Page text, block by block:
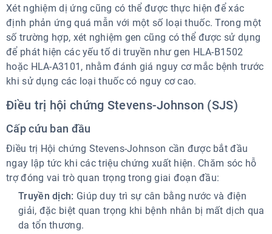
Xét nghiệm dị ứng cũng có thể được thực hiện để xác
định phản ứng quá mẫn với một số loại thuốc. Trong một
số trường hợp, xét nghiệm gen cũng có thể được sử dụng
để phát hiện các yếu tố di truyền như gen HLA-B1502
hoặc HLA-A3101, nhằm đánh giá nguy cơ mắc bệnh trước
khi sử dụng các loại thuốc có nguy cơ cao.
Điều trị hội chứng Stevens-Johnson (SJS)
Cấp cứu ban đầu
Điều trị Hội chứng Stevens-Johnson cần được bắt đầu
ngay lập tức khi các triệu chứng xuất hiện. Chăm sóc hỗ
trợ đóng vai trò quan trọng trong giai đoạn đầu:
Truyền dịch: Giúp duy trì sự cân bằng nước và điện
giải, đặc biệt quan trọng khi bệnh nhân bị mất dịch qua
da tổn thương.